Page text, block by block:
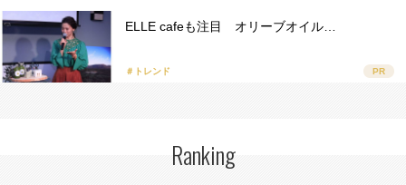
ELLE cafeも注目 オリーブオイル…
＃トレンド PR
Ranking